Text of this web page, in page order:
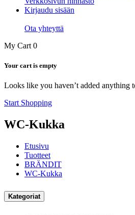
Kirjaudu sisään
Ota yhteyttä
My Cart 0
Your cart is empty
Looks like you haven’t added anything
Start Shopping
WC-Kukka
Etusivu
Tuotteet
BRÄNDIT
WC-Kukka
Kategoriat